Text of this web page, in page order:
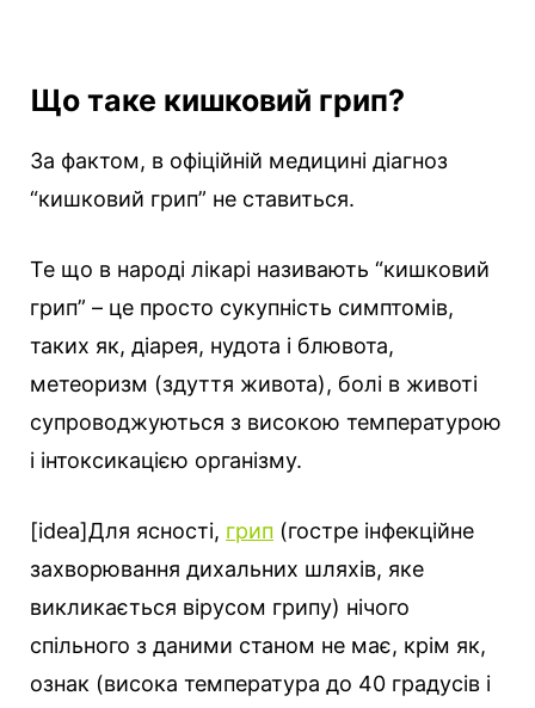
Що таке кишковий грип?
За фактом, в офіційній медицині діагноз
“кишковий грип” не ставиться.
Те що в народі лікарі називають “кишковий
грип” – це просто сукупність симптомів,
таких як, діарея, нудота і блювота,
метеоризм (здуття живота), болі в животі
супроводжуються з високою температурою
і інтоксикацією організму.
[idea]Для ясності, грип (гостре інфекційне
захворювання дихальних шляхів, яке
викликається вірусом грипу) нічого
спільного з даними станом не має, крім як,
ознак (висока температура до 40 градусів і